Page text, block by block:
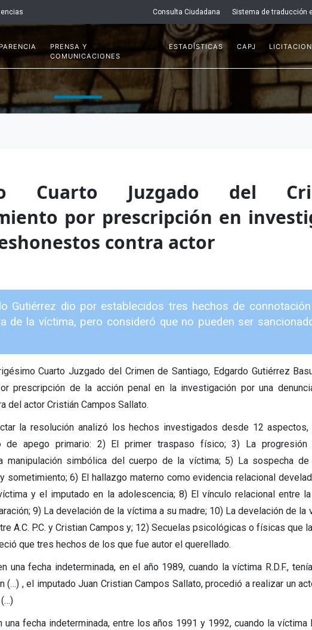
Consulta Ciudadana Sistema de traducción
PRENSA Y
COMUNICACIONES
ESTADÍSTICAS CAPJ
Cuarto Juzgado del
por prescripción en
contra actor
Gutiérrez dio por establecidos tres hechos de
de la víctima, pero consideró que no pueden ser
Cuarto Juzgado del Crimen de Santiago, Edgardo Gutiérrez
prescripción de la acción penal en la investigación por una
del actor Cristián Campos Sallato.
la resolución analizó los hechos investigados desde 12 aspectos,
apego primario: 2) El primer traspaso físico; 3) La progresión
manipulación simbólica del cuerpo de la víctima; 5) La sospecha
sometimiento; 6) El hallazgo materno como evidencia relacional
y el imputado en la adolescencia; 8) El vínculo relacional entre
9) La develación de la víctima a su madre; 10) La develación de la
A.C. P.C. y Cristian Campos y; 12) Secuelas psicológicas o físicas que
que tres hechos de los que fue autor el querellado.
una fecha indeterminada, en el año 1989, cuando la víctima R.D.F.,
(…) , el imputado Juan Cristian Campos Sallato, procedió a realizar un
una fecha indeterminada, entre los años 1991 y 1992, cuando la víctima